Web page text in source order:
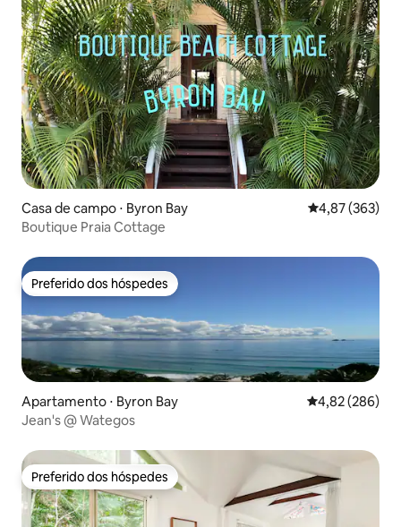
Casa de campo ⋅ Byron Bay 4,87 de uma
4,87 (363)
Boutique Praia Cottage
Preferido dos hóspedes
Preferido dos hóspedes
Apartamento ⋅ Byron Bay 4,82 de uma
4,82 (286)
Jean's @ Wategos
Preferido dos hóspedes
Preferido dos hóspedes